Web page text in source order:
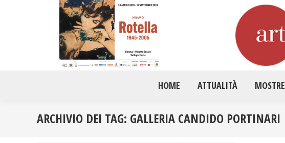
HOME ATTUALITÀ MOSTRE
ARCHIVIO DEI TAG: GALLERIA CANDIDO PORTINARI